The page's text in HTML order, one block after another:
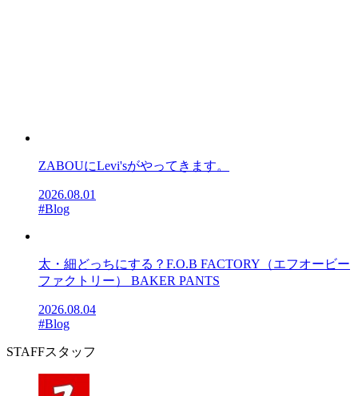
ZABOUにLevi'sがやってきます。
2026.08.01
#Blog
太・細どっちにする？F.O.B FACTORY（エフオービー
ファクトリー） BAKER PANTS
2026.08.04
#Blog
STAFFスタッフ